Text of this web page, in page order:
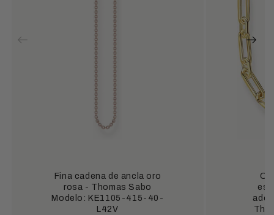
Fina cadena de ancla oro
rosa - Thomas Sabo
Modelo: KE1105-415-40-
L42V